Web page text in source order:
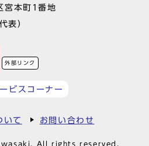
宮本町1番地
代表）
外部リンク
ビスコーナー
いて お問い合わせ
All rights reserved.